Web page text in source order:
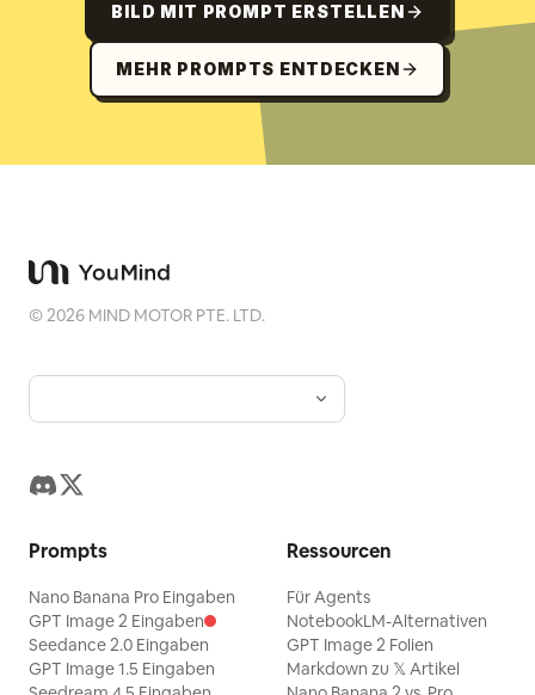
BILD MIT PROMPT ERSTELLEN
MEHR PROMPTS ENTDECKEN
©2026 MIND MOTOR PTE. LTD.
Prompts
Nano Banana Pro Eingaben
GPT Image 2 Eingaben
Seedance 2.0 Eingaben
GPT Image 1.5 Eingaben
Ressourcen
Für Agents
NotebookLM-Alternativen
GPT Image 2 Folien
Markdown zu 𝕏 Artikel